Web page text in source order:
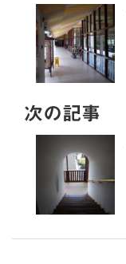
次の記事